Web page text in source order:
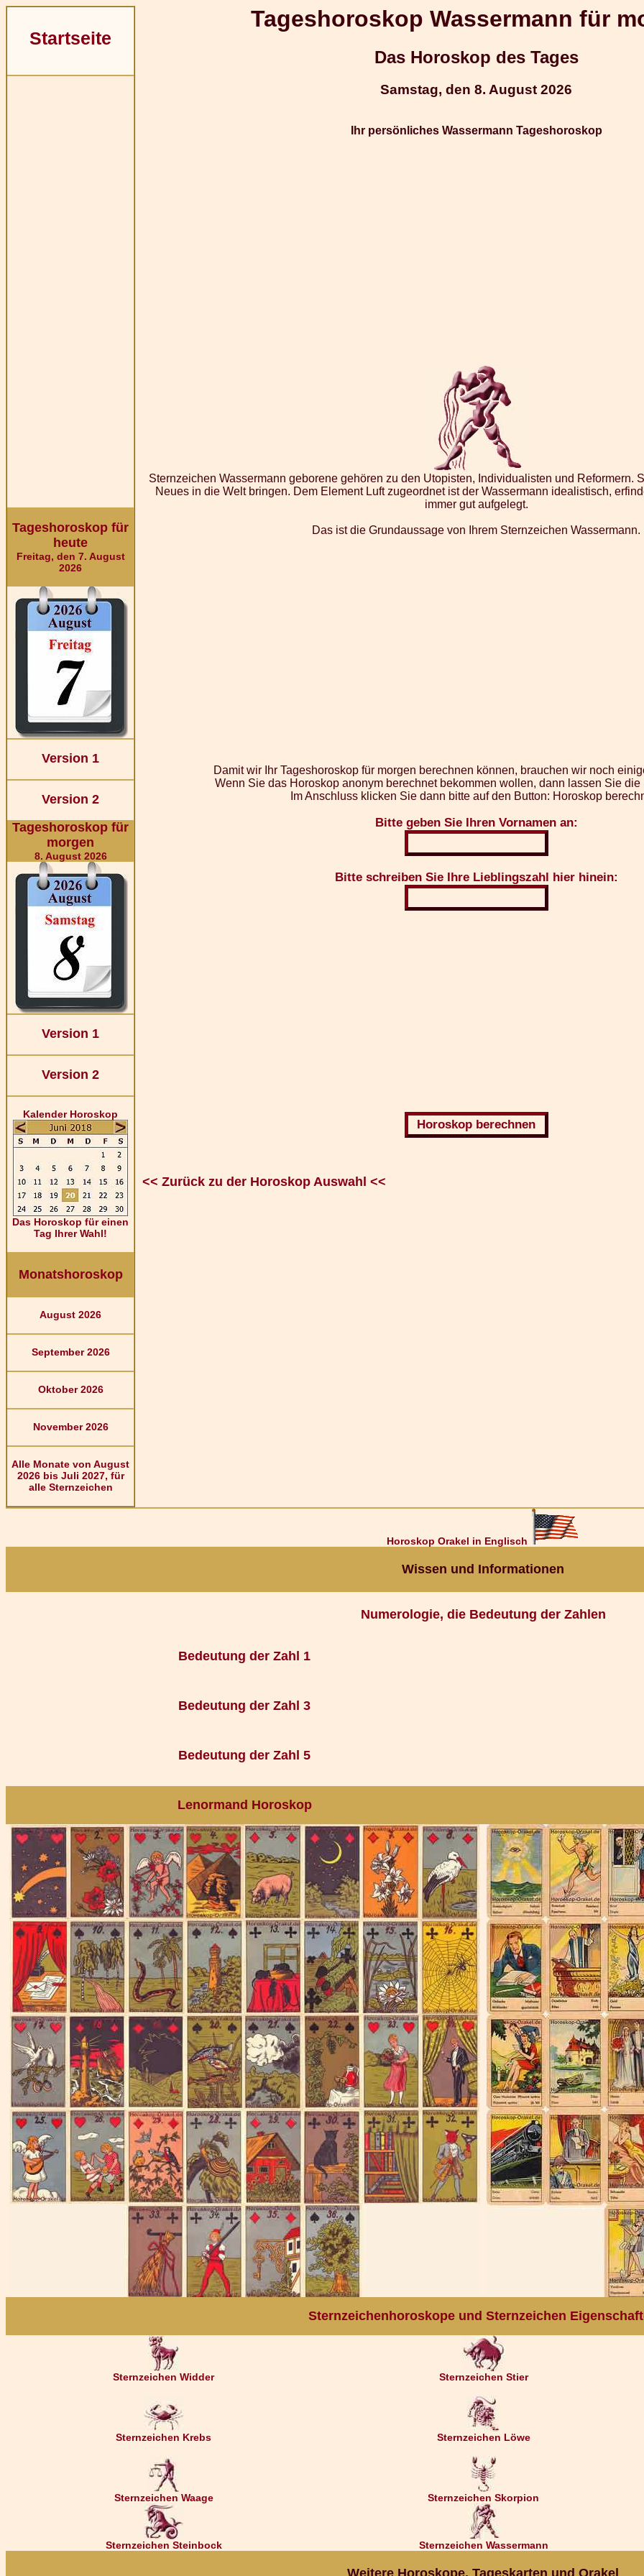
Startseite
Tageshoroskop für
heute
Freitag, den 7. August
2026
Version 1
Version 2
Tageshoroskop für
morgen
8. August 2026
Version 1
Version 2
Kalender Horoskop
Das Horoskop für einen
Tag Ihrer Wahl!
Monatshoroskop
August 2026
September 2026
Oktober 2026
November 2026
Alle Monate von August
2026 bis Juli 2027, für
alle Sternzeichen
Tageshoroskop Wassermann für
Das Horoskop des Tages
Samstag, den 8. August 2026
Ihr persönliches Wassermann Tageshoroskop
Sternzeichen Wassermann geborene gehören zu den Utopisten, Individualisten und Reformern.
Neues in die Welt bringen. Dem Element Luft zugeordnet ist der Wassermann idealistisch,
immer gut aufgelegt.
Das ist die Grundaussage von Ihrem Sternzeichen Wassermann.
Damit wir Ihr Tageshoroskop für morgen berechnen können, brauchen wir noch
Wenn Sie das Horoskop anonym berechnet bekommen wollen, dann lassen Sie die
Im Anschluss klicken Sie dann bitte auf den Button: Horoskop
Bitte geben Sie Ihren Vornamen an:
Bitte schreiben Sie Ihre Lieblingszahl hier hinein:
<< Zurück zu der Horoskop Auswahl <<
Horoskop Orakel in Englisch
Wissen und Informationen
Numerologie, die Bedeutung der Zahlen
Bedeutung der Zahl 1
Bedeutung der Zahl 3
Bedeutung der Zahl 5
Lenormand Horoskop
Sternzeichenhoroskope und Sternzeichen
Sternzeichen Widder Sternzeichen Stier
Sternzeichen Krebs Sternzeichen Löwe
Sternzeichen Waage Sternzeichen Skorpion
Sternzeichen Steinbock Sternzeichen Wassermann
Weitere Horoskope, Tageskarten und Orakel